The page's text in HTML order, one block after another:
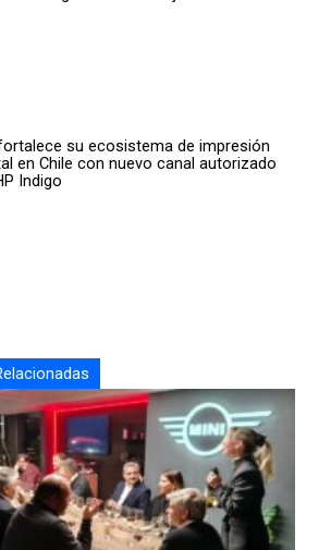
su ecosistema de impresión
en Chile con nuevo canal autorizado
Indigo